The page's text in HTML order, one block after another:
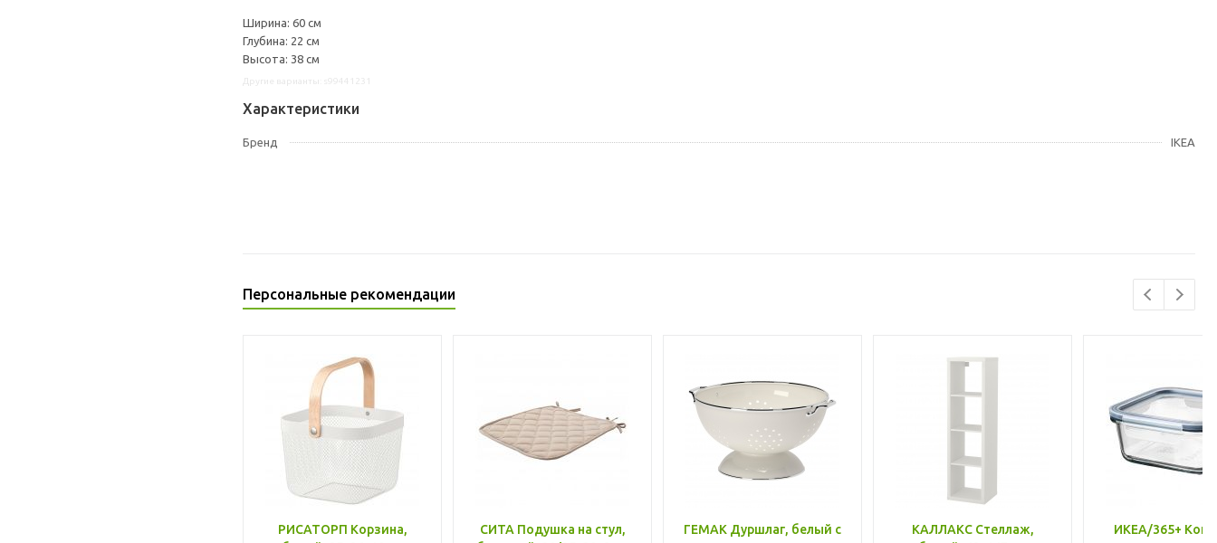
Ширина: 60 см
Глубина: 22 см
Высота: 38 см
Характеристики
Бренд IKEA
Персональные рекомендации
РИСАТОРП Корзина,
СИТА Подушка на стул,
ГЕМАК Дуршлаг, белый с
КАЛЛАКС Стеллаж,
ИКЕА/365+